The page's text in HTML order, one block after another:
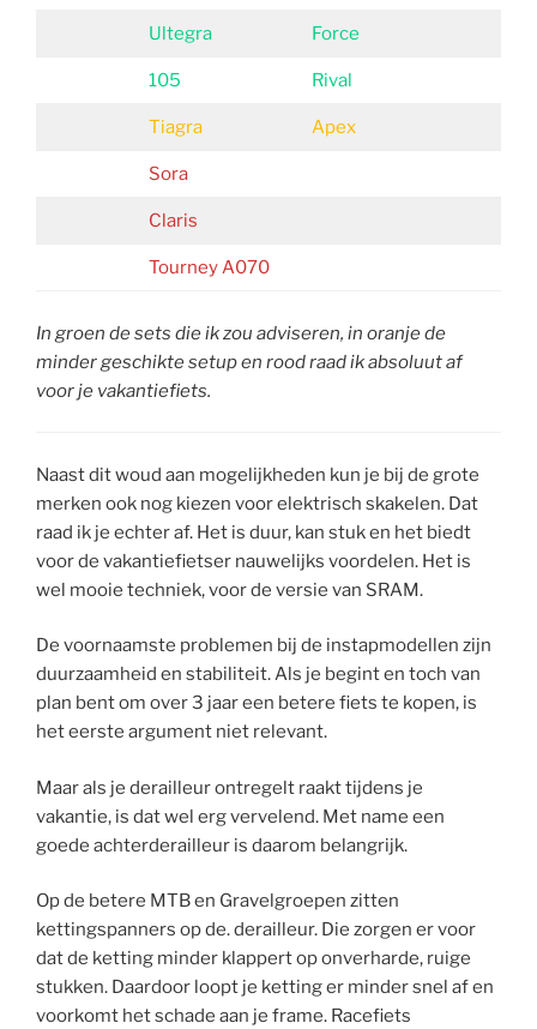
Ultegra Force
105 Rival
Tiagra Apex
Sora
Claris
Tourney A070
In groen de sets die ik zou adviseren, in oranje de
minder geschikte setup en rood raad ik absoluut af
voor je vakantiefiets.
Naast dit woud aan mogelijkheden kun je bij de grote
merken ook nog kiezen voor elektrisch skakelen. Dat
raad ik je echter af. Het is duur, kan stuk en het biedt
voor de vakantiefietser nauwelijks voordelen. Het is
wel mooie techniek, voor de versie van SRAM.
De voornaamste problemen bij de instapmodellen zijn
duurzaamheid en stabiliteit. Als je begint en toch van
plan bent om over 3 jaar een betere fiets te kopen, is
het eerste argument niet relevant.
Maar als je derailleur ontregelt raakt tijdens je
vakantie, is dat wel erg vervelend. Met name een
goede achterderailleur is daarom belangrijk.
Op de betere MTB en Gravelgroepen zitten
kettingspanners op de. derailleur. Die zorgen er voor
dat de ketting minder klappert op onverharde, ruige
stukken. Daardoor loopt je ketting er minder snel af en
voorkomt het schade aan je frame. Racefiets